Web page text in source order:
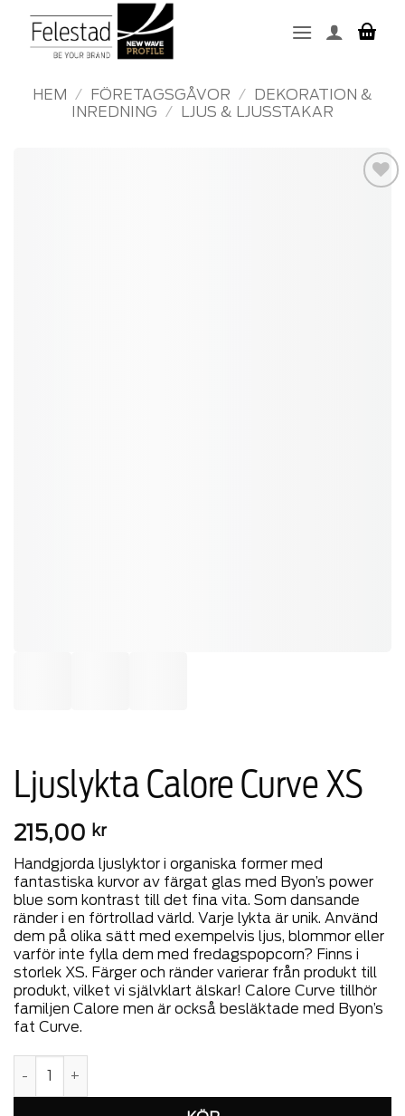
content
HEM / FÖRETAGSGÅVOR / DEKORATION &
INREDNING / LJUS & LJUSSTAKAR
Ljuslykta Calore Curve XS
215,00 kr
Handgjorda ljuslyktor i organiska former med
fantastiska kurvor av färgat glas med Byon’s power
blue som kontrast till det fina vita. Som dansande
ränder i en förtrollad värld. Varje lykta är unik. Använd
dem på olika sätt med exempelvis ljus, blommor eller
varför inte fylla dem med fredagspopcorn? Finns i
storlek XS. Färger och ränder varierar från produkt till
produkt, vilket vi självklart älskar! Calore Curve tillhör
familjen Calore men är också besläktade med Byon’s
fat Curve.